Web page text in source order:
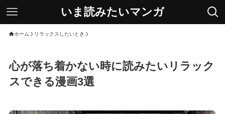
いま読みたいマンガ
ホーム リラックスしたいとき
心が落ち着かない時に読みたいリラック
スできる漫画3選